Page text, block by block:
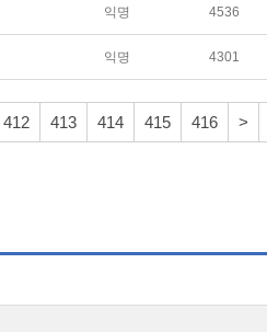
익명 4536
익명 4301
412 413 414 415 416 >